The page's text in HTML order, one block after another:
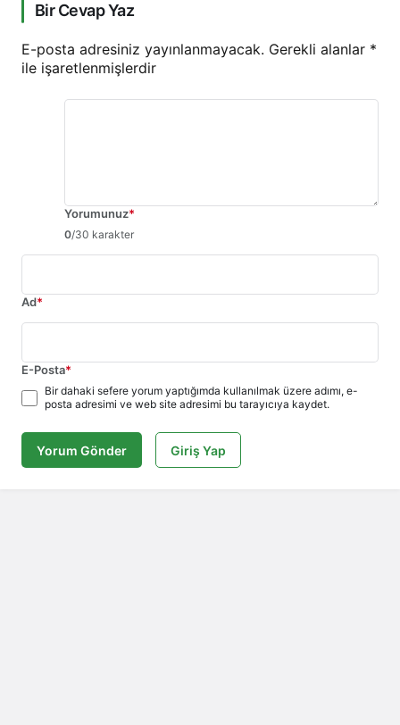
Bir Cevap Yaz
E-posta adresiniz yayınlanmayacak. Gerekli alanlar *
ile işaretlenmişlerdir
Yorumunuz*
0/30 karakter
Ad*
E-Posta*
Bir dahaki sefere yorum yaptığımda kullanılmak üzere adımı, e-
posta adresimi ve web site adresimi bu tarayıcıya kaydet.
Yorum Gönder Giriş Yap